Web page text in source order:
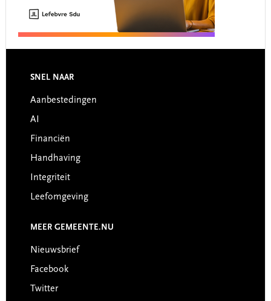
Footer
SNEL NAAR
Aanbestedingen
AI
Financiën
Handhaving
Integriteit
Leefomgeving
MEER GEMEENTE.NU
Nieuwsbrief
Facebook
Twitter